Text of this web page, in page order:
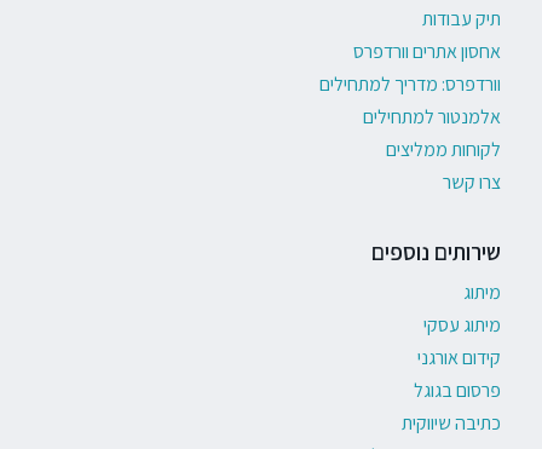
תיק עבודות
אחסון אתרים וורדפרס
וורדפרס: מדריך למתחילים
אלמנטור למתחילים
לקוחות ממליצים
צרו קשר
שירותים נוספים
מיתוג
מיתוג עסקי
קידום אורגני
פרסום בגוגל
כתיבה שיווקית